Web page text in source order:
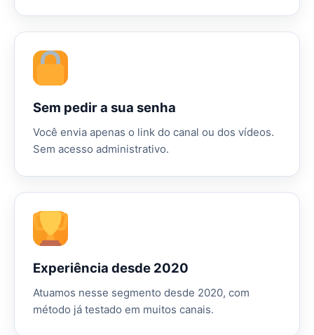
Sem pedir a sua senha
Você envia apenas o link do canal ou dos vídeos.
Sem acesso administrativo.
Experiência desde 2020
Atuamos nesse segmento desde 2020, com
método já testado em muitos canais.